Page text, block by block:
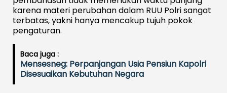
karena materi perubahan dalam RUU Polri sangat
terbatas, yakni hanya mencakup tujuh pokok
pengaturan.
Baca juga :
Mensesneg: Perpanjangan Usia Pensiun Kapolri
Disesuaikan Kebutuhan Negara